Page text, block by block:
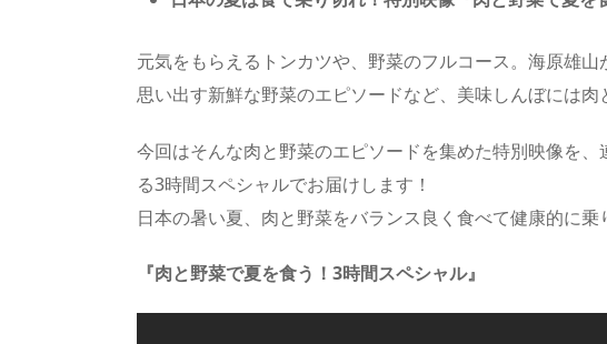
元気をもらえるトンカツや、野菜のフルコース。海原雄
思い出す新鮮な野菜のエピソードなど、美味しんぼには肉
今回はそんな肉と野菜のエピソードを集めた特別映像を
る3時間スペシャルでお届けします！
日本の暑い夏、肉と野菜をバランス良く食べて健康的に乗
『肉と野菜で夏を食う！3時間スペシャル』